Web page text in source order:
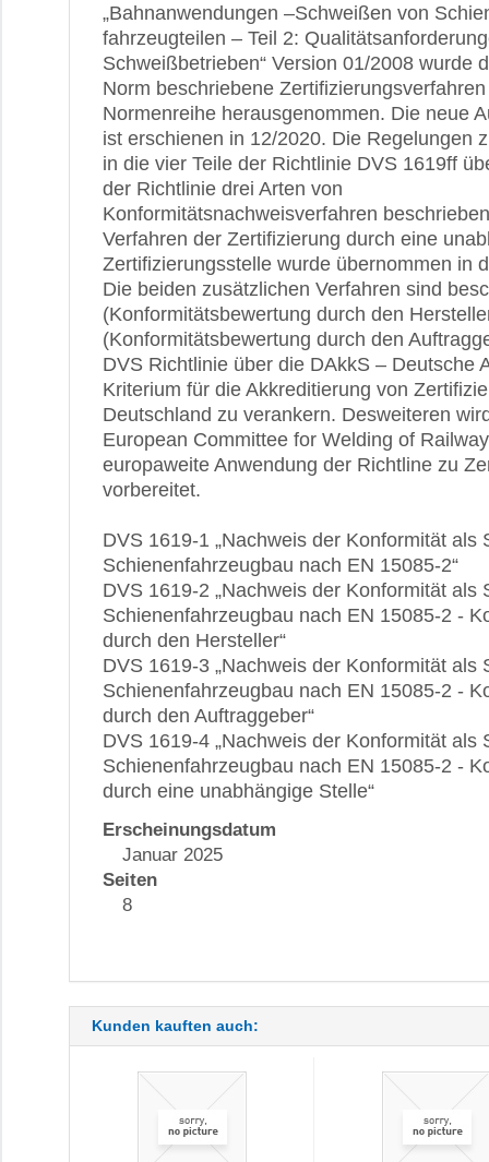
„Bahnanwendungen –Schweißen von
fahrzeugteilen – Teil 2:
Schweißbetrieben“ Version 01/2008 wurde
Norm beschriebene
Normenreihe herausgenommen. Die neue
ist erschienen in 12/2020. Die Regelungen
in die vier Teile der Richtlinie DVS 1619ff
der Richtlinie drei Arten von
Konformitätsnachweisverfahren
Verfahren der Zertifizierung durch eine
Zertifizierungsstelle wurde übernommen in
Die beiden zusätzlichen Verfahren sind
(Konformitätsbewertung durch den
(Konformitätsbewertung durch den
DVS Richtlinie über die DAkkS – Deutsche
Kriterium für die Akkreditierung von
Deutschland zu verankern. Desweiteren
European Committee for Welding of
europaweite Anwendung der Richtline zu
vorbereitet.
DVS 1619-1 „Nachweis der Konformität als
Schienenfahrzeugbau nach EN 15085-2“
DVS 1619-2 „Nachweis der Konformität als
Schienenfahrzeugbau nach EN 15085-2 -
durch den Hersteller“
DVS 1619-3 „Nachweis der Konformität als
Schienenfahrzeugbau nach EN 15085-2 -
durch den Auftraggeber“
DVS 1619-4 „Nachweis der Konformität als
Schienenfahrzeugbau nach EN 15085-2 -
durch eine unabhängige Stelle“
Erscheinungsdatum
Januar 2025
Seiten
8
Kunden kauften auch: